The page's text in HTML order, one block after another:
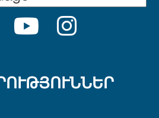
FACEBOOK
YOUTUBE